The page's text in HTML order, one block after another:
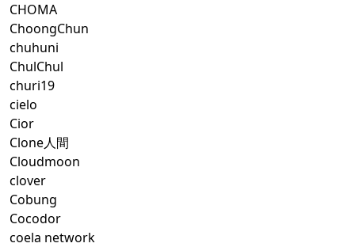
CHOMA
ChoongChun
chuhuni
ChulChul
churi19
cielo
Cior
Clone人間
Cloudmoon
clover
Cobung
Cocodor
coela network